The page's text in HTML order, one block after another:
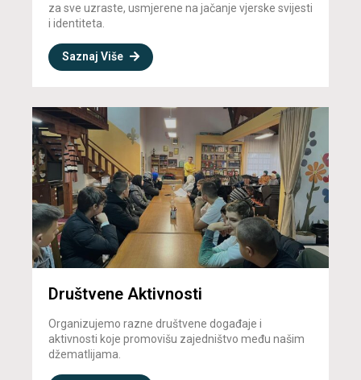
za sve uzraste, usmjerene na jačanje vjerske svijesti
i identiteta.
Saznaj Više
Društvene Aktivnosti
Organizujemo razne društvene događaje i
aktivnosti koje promovišu zajedništvo među našim
džematlijama.